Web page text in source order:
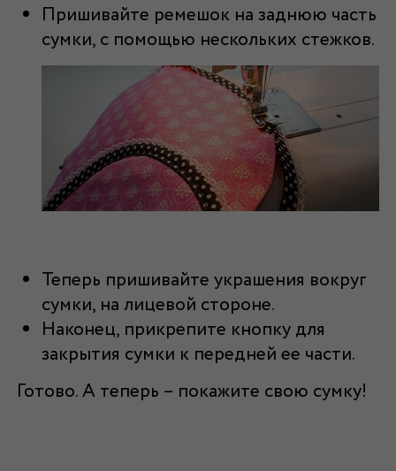
Пришивайте ремешок на заднюю часть
сумки, с помощью нескольких стежков.
Теперь пришивайте украшения вокруг
сумки, на лицевой стороне.
Наконец, прикрепите кнопку для
закрытия сумки к передней ее части.
Готово. А теперь – покажите свою сумку!